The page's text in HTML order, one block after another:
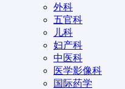
外科
五官科
儿科
妇产科
中医科
医学影像科
国际药学